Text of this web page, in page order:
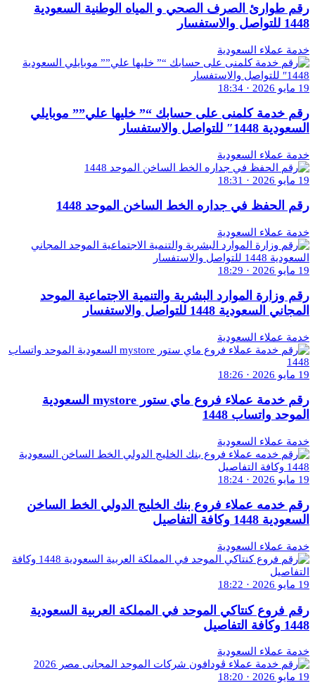
رقم طوارئ الصرف الصحي و المياه الوطنية السعودية
1448 للتواصل والاستفسار
خدمة عملاء السعودية
19 مايو 2026 · 18:34
رقم خدمة كلمنى على حسابك “” خليها علي”” موبايلي
السعودية 1448″ للتواصل والاستفسار
خدمة عملاء السعودية
19 مايو 2026 · 18:31
رقم الحفظ في جداره الخط الساخن الموحد 1448
خدمة عملاء السعودية
19 مايو 2026 · 18:29
رقم وزارة الموارد البشرية والتنمية الاجتماعية الموحد
المجاني السعودية 1448 للتواصل والاستفسار
خدمة عملاء السعودية
19 مايو 2026 · 18:26
رقم خدمة عملاء فروع ماي ستور mystore السعودية
الموحد واتساب 1448
خدمة عملاء السعودية
19 مايو 2026 · 18:24
رقم خدمه عملاء فروع بنك الخليج الدولي الخط الساخن
السعودية 1448 وكافة التفاصيل
خدمة عملاء السعودية
19 مايو 2026 · 18:22
رقم فروع كنتاكي الموحد في المملكة العربية السعودية
1448 وكافة التفاصيل
خدمة عملاء السعودية
19 مايو 2026 · 18:20